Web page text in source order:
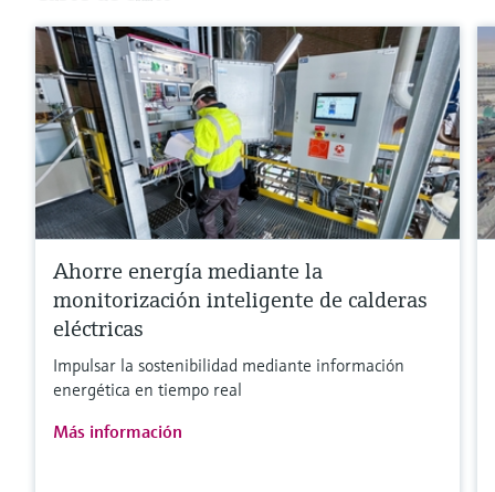
Ahorre energía mediante la
monitorización inteligente de calderas
eléctricas
Impulsar la sostenibilidad mediante información
energética en tiempo real
Más información